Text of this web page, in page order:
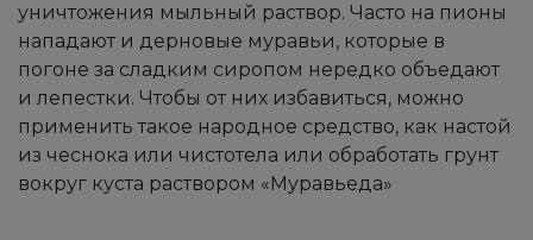
уничтожения мыльный раствор. Часто на пионы
нападают и дерновые муравьи, которые в
погоне за сладким сиропом нередко объедают
и лепестки. Чтобы от них избавиться, можно
применить такое народное средство, как настой
из чеснока или чистотела или обработать грунт
вокруг куста раствором «Муравьеда»